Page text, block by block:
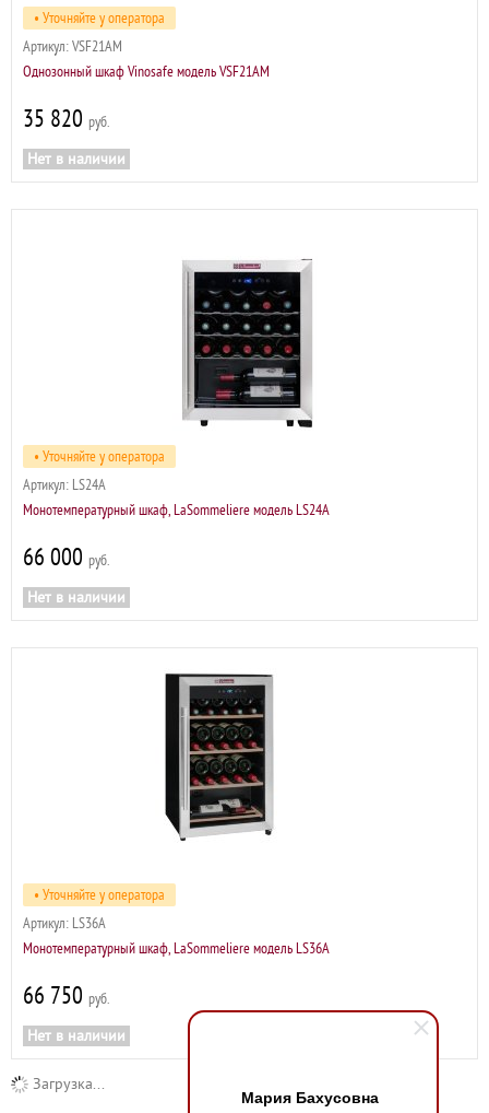
Мария Бахусовна
• Уточняйте у оператора
Артикул: VSF21AM
Однозонный шкаф Vinosafe модель VSF21AM
35 820 р
Нет в наличии
• Уточняйте у оператора
Артикул: LS24A
Монотемпературный шкаф, LaSommeliere модель LS24A
66 000 р
Нет в наличии
• Уточняйте у оператора
Артикул: LS36A
Монотемпературный шкаф, LaSommeliere модель LS36A
66 750 р
Нет в наличии
Загрузка...